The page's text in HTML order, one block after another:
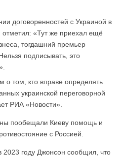
договоренностей с Украиной в
«Тут же приехал ещё
тогдашний премьер
подписывать, это
о том, кто вправе определять
украинской переговорной
РИА «Новости».
пообещали Киеву помощь и
с Россией.
2023 году Джонсон сообщил, что